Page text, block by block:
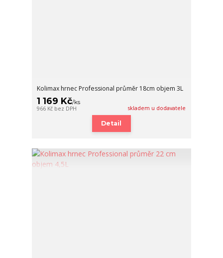
Kolimax hrnec Professional průměr 18cm objem 3L
1 169 Kč/ks
966 Kč bez DPH skladem u dodavatele
Detail